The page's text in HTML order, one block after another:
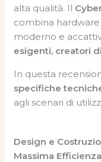
alta qualità. Il
combina hardware
moderno e
esigenti, creatori
In questa
specifiche
agli scenari di
Design e
Massima